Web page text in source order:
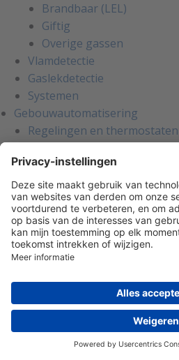
Brandbaar (LEL)
Giftig
Overige gassen
Vlamdetectie
Gaslekdetectie
Systemen
Gebouwautomatisering
Regelingen en thermostaten
Industriële thermostaten
Ruimtebedieningsunits
Ruimteregelaars
Ruimtethermostaten
Drukverschilmeters
Drukverschilschakelaars
Waterdruk (verschil)
Temperatuur
Temperatuursensoren
Temperatuurtransmitters